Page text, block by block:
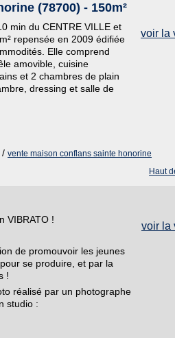
(78700) - 150m²
voir la
min du CENTRE VILLE et
repensée en 2009 édifiée
Elle comprend
amovible, cuisine
et 2 chambres de plain
dressing et salle de
/ vente maison conflans sainte honorine
Haut
voir la
VIBRATO !
de promouvoir les jeunes
se produire, et par la
!
réalisé par un photographe
studio :